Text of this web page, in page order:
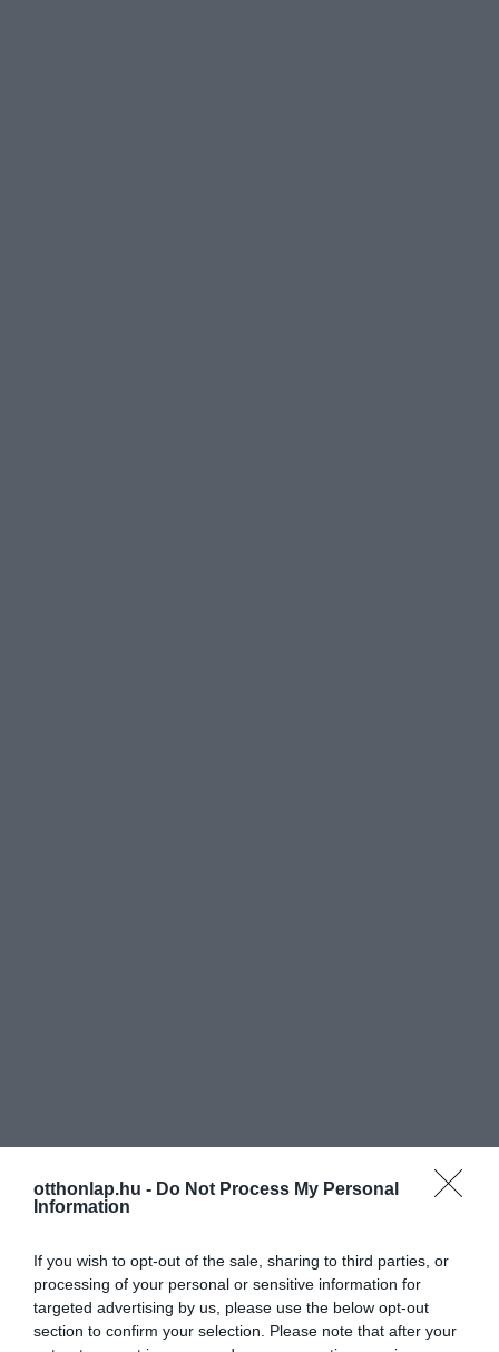
otthonlap.hu - Do Not Process My Personal
Information
If you wish to opt-out of the sale, sharing to third parties, or
processing of your personal or sensitive information for
targeted advertising by us, please use the below opt-out
section to confirm your selection. Please note that after your